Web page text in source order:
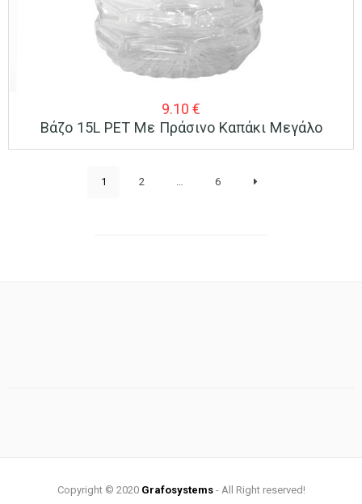
9.10 €
Βάζο 15L PET Με Πράσινο Καπάκι Μεγάλο
1 2 … 6
Copyright © 2020 Grafosystems- All Right reserved!